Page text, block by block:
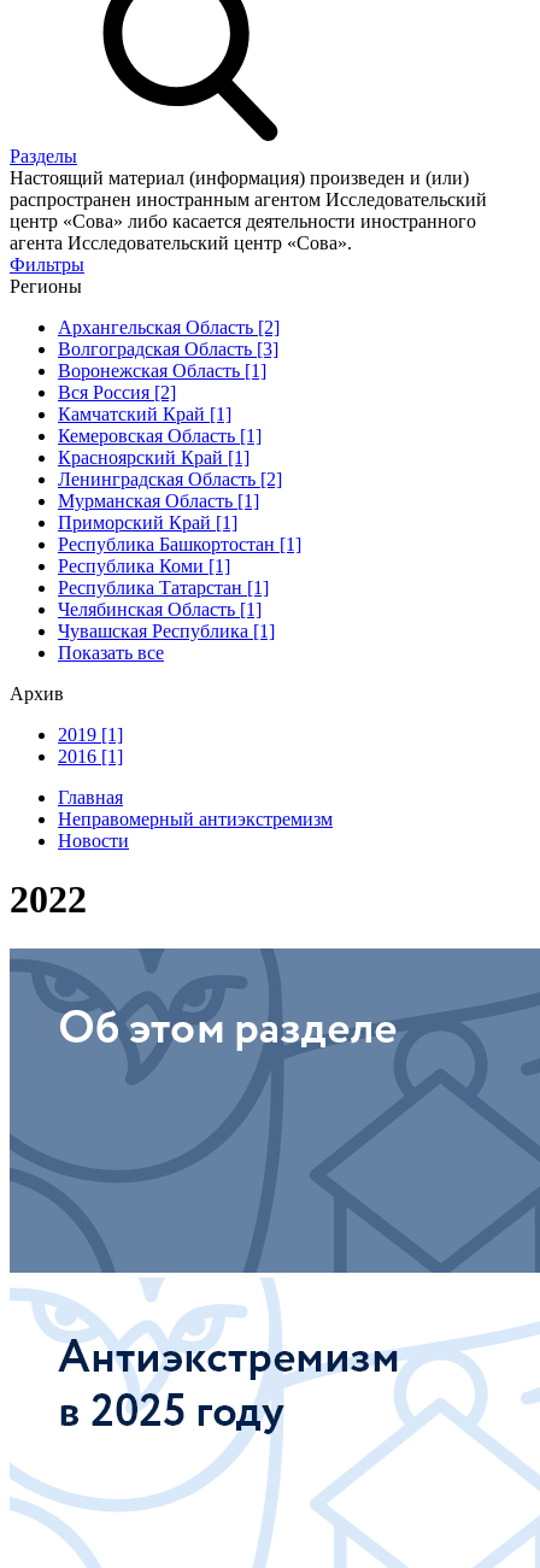
Разделы
Настоящий материал (информация) произведен и (или)
распространен иностранным агентом Исследовательский
центр «Сова» либо касается деятельности иностранного
агента Исследовательский центр «Сова».
Фильтры
Регионы
Архангельская Область [2]
Волгоградская Область [3]
Воронежская Область [1]
Вся Россия [2]
Камчатский Край [1]
Кемеровская Область [1]
Красноярский Край [1]
Ленинградская Область [2]
Мурманская Область [1]
Приморский Край [1]
Республика Башкортостан [1]
Республика Коми [1]
Республика Татарстан [1]
Челябинская Область [1]
Чувашская Республика [1]
Показать все
Архив
2019 [1]
2016 [1]
Главная
Неправомерный антиэкстремизм
Новости
2022